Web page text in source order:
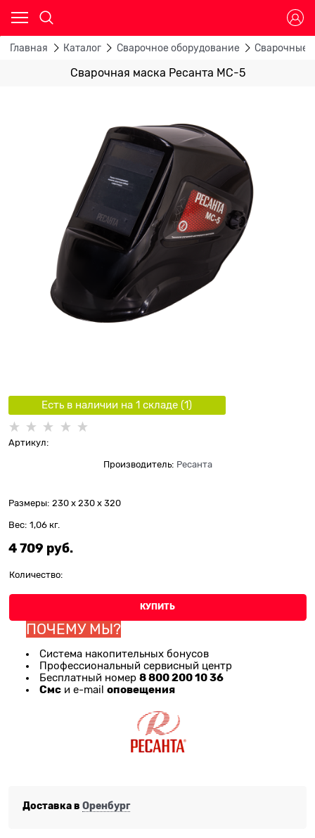
Главная Каталог Сварочное оборудование Сварочные
Сварочная маска Ресанта МС-5
Есть в наличии на 1 складe (1)
Артикул:
Производитель: Ресанта
Размеры: 230 x 230 x 320
Вес: 1,06 кг.
4 709 руб.
Количество:
КУПИТЬ
ПОЧЕМУ МЫ?
Система накопительных бонусов
Профессиональный сервисный центр
Бесплатный номер 8 800 200 10 36
Смс и e-mail оповещения
Доставка в Оренбург